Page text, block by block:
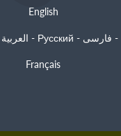
English
Français